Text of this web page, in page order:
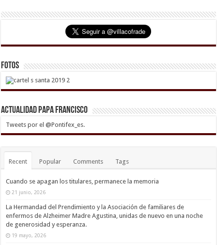
Fotos
Actualidad Papa Francisco
Tweets por el @Pontifex_es.
Recent Popular Comments Tags
Cuando se apagan los titulares, permanece la memoria
21 junio, 2026
La Hermandad del Prendimiento y la Asociación de familiares de
enfermos de Alzheimer Madre Agustina, unidas de nuevo en una noche
de generosidad y esperanza.
19 mayo, 2026